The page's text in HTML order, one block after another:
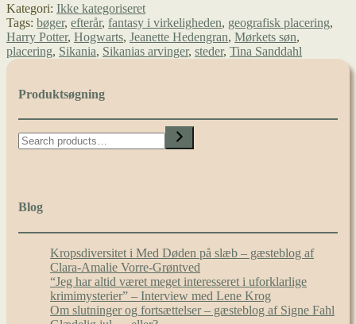
Hogwarts,
og
hvordan
finder
Kategori: Ikke kategoriseret
Tags: bøger, efterår, fantasy i virkeligheden, geografisk placering,
Harry Potter, Hogwarts, Jeanette Hedengran, Mørkets søn,
placering, Sikania, Sikanias arvinger, steder, Tina Sanddahl
Produktsøgning
Search
Blog
Kropsdiversitet i Med Døden på slæb – gæsteblog af
Clara-Amalie Vorre-Grøntved
“Jeg har altid været meget interesseret i uforklarlige
krimimysterier” – Interview med Lene Krog
Om slutninger og fortsættelser – gæsteblog af Signe Fahl